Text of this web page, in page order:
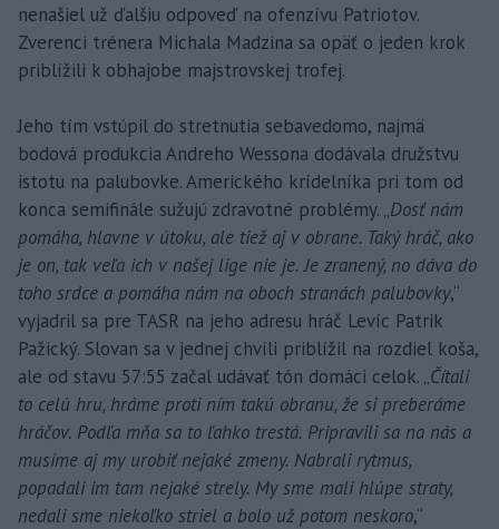
nenašiel už ďalšiu odpoveď na ofenzívu Patriotov.
Zverenci trénera Michala Madzina sa opäť o jeden krok
priblížili k obhajobe majstrovskej trofej.
Jeho tím vstúpil do stretnutia sebavedomo, najmä
bodová produkcia Andreho Wessona dodávala družstvu
istotu na palubovke. Amerického krídelníka pri tom od
konca semifinále sužujú zdravotné problémy. „Dosť nám
pomáha, hlavne v útoku, ale tiež aj v obrane. Taký hráč, ako
je on, tak veľa ich v našej lige nie je. Je zranený, no dáva do
toho srdce a pomáha nám na oboch stranách palubovky,“
vyjadril sa pre TASR na jeho adresu hráč Levíc Patrik
Pažický. Slovan sa v jednej chvíli priblížil na rozdiel koša,
ale od stavu 57:55 začal udávať tón domáci celok. „Čítali
to celú hru, hráme proti ním takú obranu, že si preberáme
hráčov. Podľa mňa sa to ľahko trestá. Pripravili sa na nás a
musíme aj my urobiť nejaké zmeny. Nabrali rytmus,
popadali im tam nejaké strely. My sme mali hlúpe straty,
nedali sme niekoľko striel a bolo už potom neskoro,“